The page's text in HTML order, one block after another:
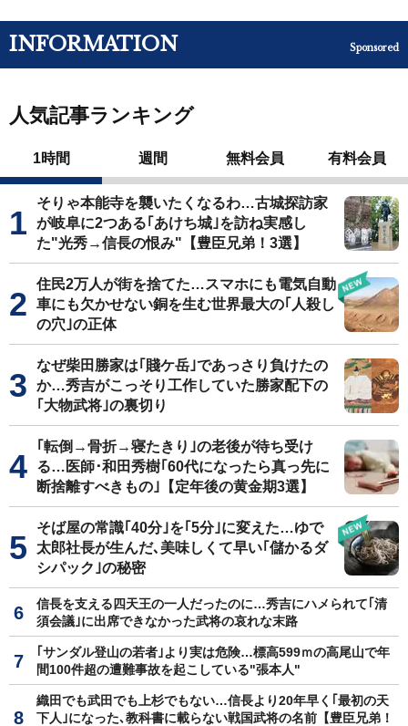
INFORMATION Sponsored
人気記事ランキング
1時間 週間 無料会員 有料会員
そりゃ本能寺を襲いたくなるわ…古城探訪家
が岐阜に2つある｢あけち城｣を訪ね実感し
た"光秀→信長の恨み"【豊臣兄弟！3選】
住民2万人が街を捨てた…スマホにも電気自動
車にも欠かせない銅を生む世界最大の｢人殺し
の穴｣の正体
なぜ柴田勝家は｢賤ケ岳｣であっさり負けたの
か…秀吉がこっそり工作していた勝家配下の
｢大物武将｣の裏切り
｢転倒→骨折→寝たきり｣の老後が待ち受け
る…医師･和田秀樹｢60代になったら真っ先に
断捨離すべきもの｣【定年後の黄金期3選】
そば屋の常識｢40分｣を｢5分｣に変えた…ゆで
太郎社長が生んだ､美味しくて早い｢儲かるダ
シパック｣の秘密
信長を支える四天王の一人だったのに…秀吉にハメられて｢清
須会議｣に出席できなかった武将の哀れな末路
｢サンダル登山の若者｣より実は危険…標高599ｍの高尾山で年
間100件超の遭難事故を起こしている"張本人"
織田でも武田でも上杉でもない…信長より20年早く｢最初の天
下人｣になった､教科書に載らない戦国武将の名前【豊臣兄弟！